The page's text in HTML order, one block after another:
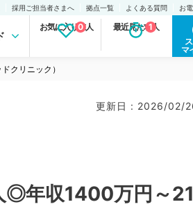
採用ご担当者さまへ 拠点一覧 よくある質問 お
お気に入り求人
0 最近見た求人
1
マ
クリニック）
更新日 : 2026/02/
◎年収1400万円～